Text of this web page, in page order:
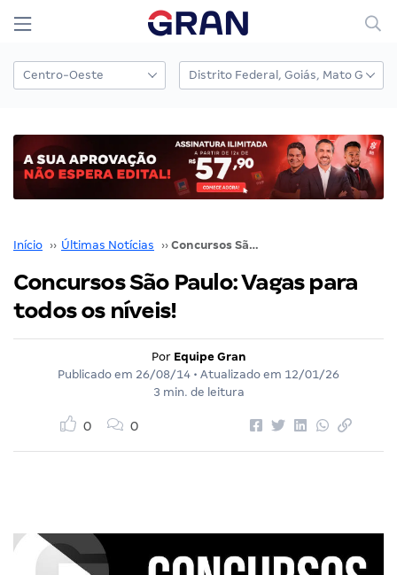
Início ›› Últimas Notícias ›› Concursos São Paulo: Vagas para todos os níveis!
Concursos São Paulo: Vagas para
todos os níveis!
Por Equipe Gran
Publicado em 26/08/14 • Atualizado em 12/01/26
3 min. de leitura
0 0